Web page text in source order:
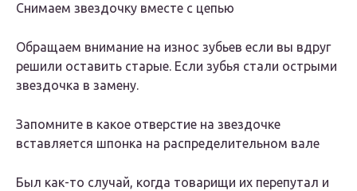
Снимаем звездочку вместе с цепью
Обращаем внимание на износ зубьев если вы вдруг
решили оставить старые. Если зубья стали острыми
звездочка в замену.
Запомните в какое отверстие на звездочке
вставляется шпонка на распределительном вале
Был как-то случай, когда товарищи их перепутал и